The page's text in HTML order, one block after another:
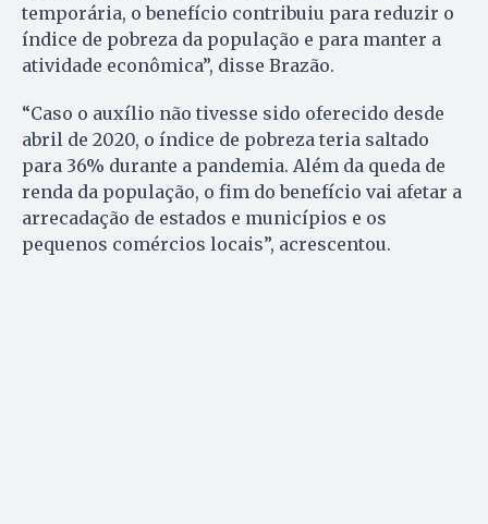
temporária, o benefício contribuiu para reduzir o
índice de pobreza da população e para manter a
atividade econômica”, disse Brazão.
“Caso o auxílio não tivesse sido oferecido desde
abril de 2020, o índice de pobreza teria saltado
para 36% durante a pandemia. Além da queda de
renda da população, o fim do benefício vai afetar a
arrecadação de estados e municípios e os
pequenos comércios locais”, acrescentou.